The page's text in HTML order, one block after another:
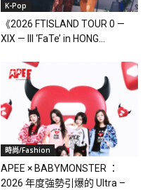
K-Pop
《2026 FTISLAND TOUR 0 —
XIX — III ‘FaTe’ in HONG...
時尚/Fashion
APEE × BABYMONSTER ：
2026 年度強勢引爆的 Ultra –